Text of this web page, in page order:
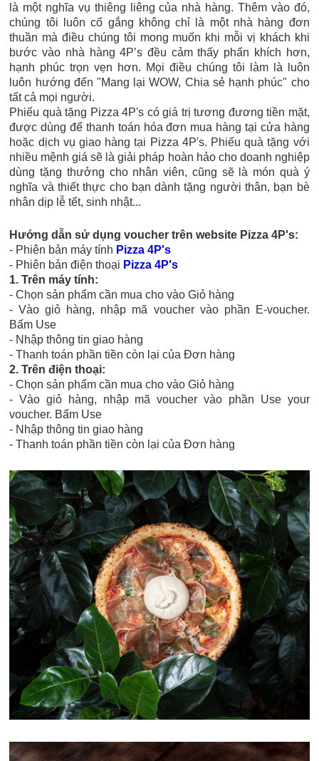
là một nghĩa vụ thiêng liêng của nhà hàng. Thêm vào đó,
chúng tôi luôn cố gắng không chỉ là một nhà hàng đơn
thuần mà điều chúng tôi mong muốn khi mỗi vị khách khi
bước vào nhà hàng 4P’s đều cảm thấy phấn khích hơn,
hạnh phúc trọn vẹn hơn. Mọi điều chúng tôi làm là luôn
luôn hướng đến "Mang lại WOW, Chia sẻ hạnh phúc" cho
tất cả mọi người.
Phiếu quà tặng Pizza 4P's có giá trị tương đương tiền mặt,
được dùng để thanh toán hóa đơn mua hàng tại cửa hàng
hoặc dịch vụ giao hàng tại Pizza 4P's. Phiếu quà tặng với
nhiều mệnh giá sẽ là giải pháp hoàn hảo cho doanh nghiệp
dùng tặng thưởng cho nhân viên, cũng sẽ là món quà ý
nghĩa và thiết thực cho bạn dành tặng người thân, bạn bè
nhân dịp lễ tết, sinh nhật...
Hướng dẫn sử dụng voucher trênwebsite Pizza 4P's:
- Phiên bản máy tính Pizza 4P's
- Phiên bản điện thoại Pizza 4P's
1. Trên máy tính:
- Chọn sản phẩm cần mua cho vào Giỏ hàng
- Vào giỏ hàng, nhập mã voucher vào phần E-voucher.
Bấm Use
- Nhập thông tin giao hàng
- Thanh toán phần tiền còn lại của Đơn hàng
2. Trên điện thoại:
- Chọn sản phẩm cần mua cho vào Giỏ hàng
- Vào giỏ hàng, nhập mã voucher vào phần Use your
voucher. Bấm Use
- Nhập thông tin giao hàng
- Thanh toán phần tiền còn lại của Đơn hàng